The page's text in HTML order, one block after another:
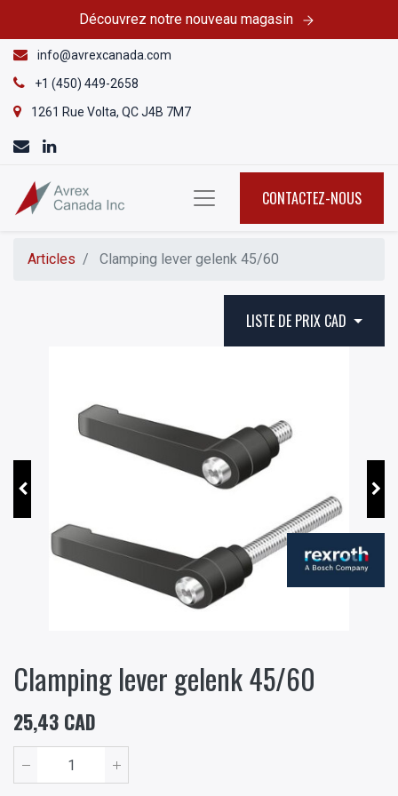
Découvrez notre nouveau magasin
info@avrexcanada.com
+1 (450) 449-2658
1261 Rue Volta, QC J4B 7M7
CONTACTEZ-NOUS
Articles Clamping lever gelenk 45/60
LISTE DE PRIX CAD
Clamping lever gelenk 45/60
25,43 CAD